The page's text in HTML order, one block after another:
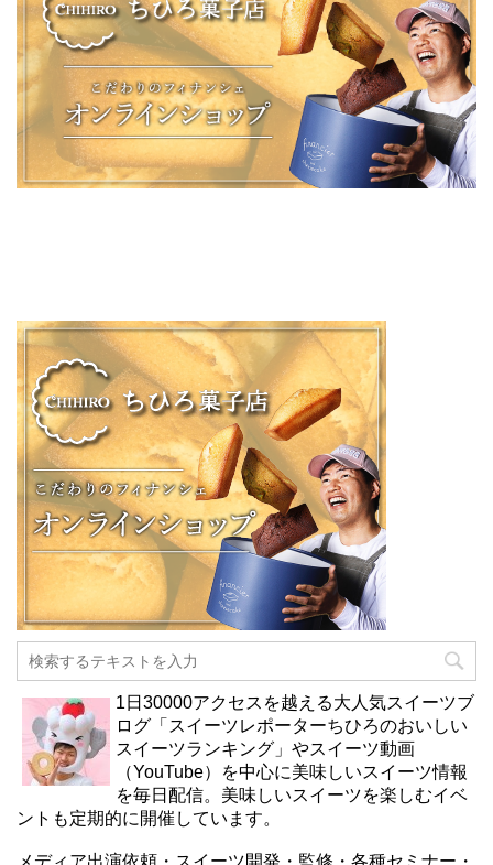
1日30000アクセスを越える大人気スイーツブ
ログ「スイーツレポーターちひろのおいしい
スイーツランキング」やスイーツ動画
（YouTube）を中心に美味しいスイーツ情報
を毎日配信。美味しいスイーツを楽しむイベ
ントも定期的に開催しています。
メディア出演依頼・スイーツ開発・監修・各種セミナー・